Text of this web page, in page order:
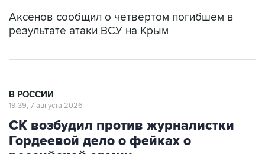
СК возбудил против журналистки
Гордеевой дело о фейках о
российской армии